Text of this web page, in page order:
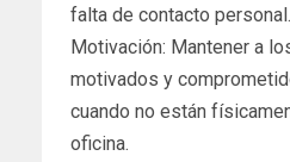
falta de contacto personal.
Motivación: Mantener a
motivados y
cuando no están
oficina.